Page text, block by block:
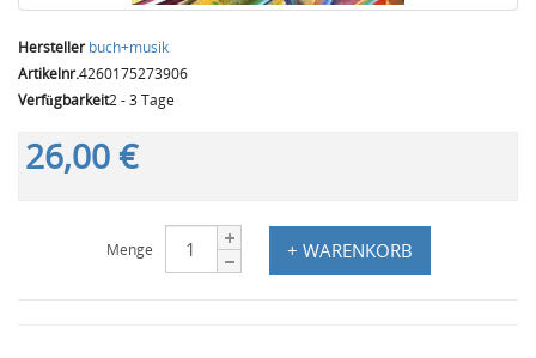
Hersteller buch+musik
Artikelnr.4260175273906
Verfügbarkeit2 - 3 Tage
26,00 €
Menge + WARENKORB